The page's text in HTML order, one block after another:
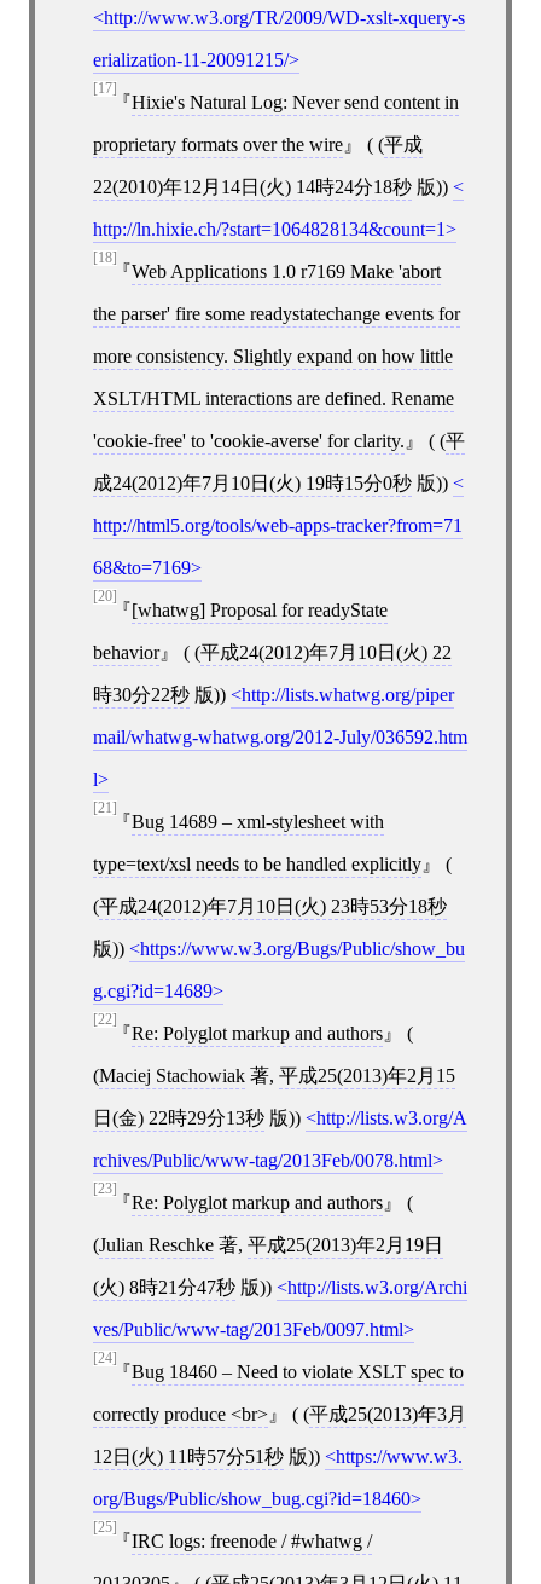
http://www.w3.org/TR/2009/WD-xslt-xquery-s
erialization-11-20091215/
[17]
Hixie's Natural Log: Never send content in
proprietary formats over the wire ( (平成
22(2010)年12月14日(火) 14時24分18秒版))
http://ln.hixie.ch/?start=1064828134&count=1
[18]
Web Applications 1.0 r7169 Make 'abort
the parser' fire some readystatechange events for
more consistency. Slightly expand on how little
XSLT/HTML interactions are defined. Rename
'cookie-free' to 'cookie-averse' for clarity. ( (平
成24(2012)年7月10日(火) 19時15分0秒版))
http://html5.org/tools/web-apps-tracker?from=71
68&to=7169
[20]
[whatwg]Proposal for readyState
behavior ( (平成24(2012)年7月10日(火) 22
時30分22秒版)) http://lists.whatwg.org/piper
mail/whatwg-whatwg.org/2012-July/036592.htm
l
[21]
Bug 14689 – xml-stylesheet with
type=text/xsl needs to be handled explicitly (
(平成24(2012)年7月10日(火) 23時53分18秒
版)) https://www.w3.org/Bugs/Public/show_bu
g.cgi?id=14689
[22]
Re: Polyglot markup and authors (
(Maciej Stachowiak著, 平成25(2013)年2月15
日(金) 22時29分13秒版)) http://lists.w3.org/A
rchives/Public/www-tag/2013Feb/0078.html
[23]
Re: Polyglot markup and authors (
(Julian Reschke著, 平成25(2013)年2月19日
(火) 8時21分47秒版)) http://lists.w3.org/Archi
ves/Public/www-tag/2013Feb/0097.html
[24]
Bug 18460 – Need to violate XSLT spec to
correctly produce <br> ( (平成25(2013)年3月
12日(火) 11時57分51秒版)) https://www.w3.
org/Bugs/Public/show_bug.cgi?id=18460
[25]
IRC logs: freenode / #whatwg /